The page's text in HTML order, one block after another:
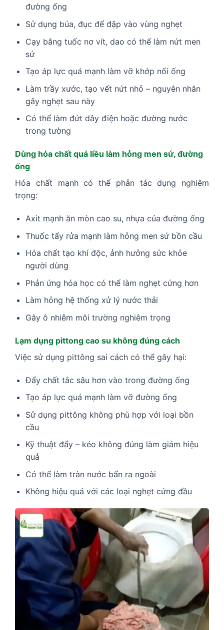
đường ống
Sử dụng búa, đục để đập vào vùng nghẹt
Cạy bằng tuốc nơ vít, dao có thể làm nứt men
sứ
Tạo áp lực quá mạnh làm vỡ khớp nối ống
Làm trầy xước, tạo vết nứt nhỏ – nguyên nhân
gây nghẹt sau này
Có thể làm đứt dây điện hoặc đường nước
trong tường
Dùng hóa chất quá liều làm hỏng men sứ, đường
ống
Hóa chất mạnh có thể phản tác dụng nghiêm
trọng:
Axit mạnh ăn mòn cao su, nhựa của đường ống
Thuốc tẩy rửa mạnh làm hỏng men sứ bồn cầu
Hóa chất tạo khí độc, ảnh hưởng sức khỏe
người dùng
Phản ứng hóa học có thể làm nghẹt cứng hơn
Làm hỏng hệ thống xử lý nước thải
Gây ô nhiễm môi trường nghiêm trọng
Lạm dụng pittong cao su không đúng cách
Việc sử dụng pittông sai cách có thể gây hại:
Đẩy chất tắc sâu hơn vào trong đường ống
Tạo áp lực quá mạnh làm vỡ đường ống
Sử dụng pittông không phù hợp với loại bồn
cầu
Kỹ thuật đẩy – kéo không đúng làm giảm hiệu
quả
Có thể làm tràn nước bẩn ra ngoài
Không hiệu quả với các loại nghẹt cứng đầu